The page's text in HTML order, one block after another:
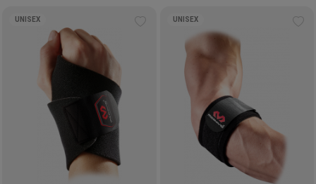
ønskeliste
UNISEX UNISEX